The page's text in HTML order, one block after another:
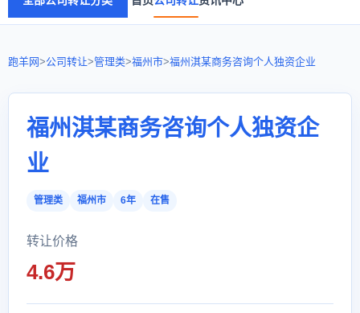
跑羊网>公司转让>管理类>福州市>福州淇某商务咨询个人独资企业
福州淇某商务咨询个人独资企
业
管理类 福州市 6年 在售
转让价格
4.6万